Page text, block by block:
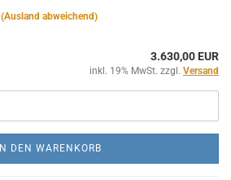
(Ausland abweichend)
3.630,00 EUR
inkl. 19% MwSt. zzgl. Versand
IN DEN WARENKORB